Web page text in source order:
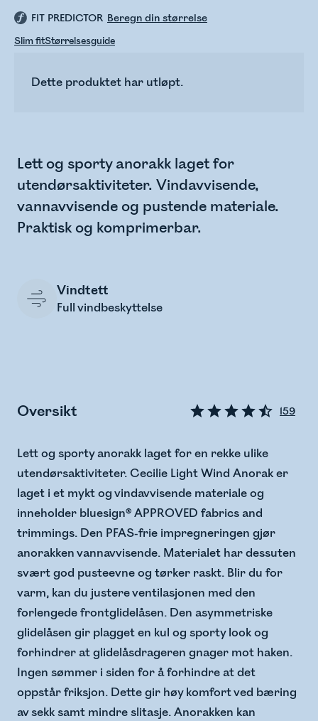
FIT PREDICTOR Beregn din størrelse
Slim fitStørrelsesguide
Dette produktet har utløpt.
Lett og sporty anorakk laget for
utendørsaktiviteter. Vindavvisende,
vannavvisende og pustende materiale.
Praktisk og komprimerbar.
Vindtett
Full vindbeskyttelse
Oversikt 159
Lett og sporty anorakk laget for en rekke ulike
utendørsaktiviteter. Cecilie Light Wind Anorak er
laget i et mykt og vindavvisende materiale og
inneholder bluesign® APPROVED fabrics and
trimmings. Den PFAS-frie impregneringen gjør
anorakken vannavvisende. Materialet har dessuten
svært god pusteevne og tørker raskt. Blir du for
varm, kan du justere ventilasjonen med den
forlengede frontglidelåsen. Den asymmetriske
glidelåsen gir plagget en kul og sporty look og
forhindrer at glidelåsdrageren gnager mot haken.
Ingen sømmer i siden for å forhindre at det
oppstår friksjon. Dette gir høy komfort ved bæring
av sekk samt mindre slitasje. Anorakken kan